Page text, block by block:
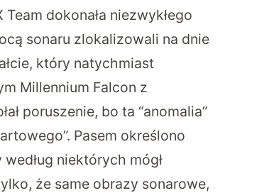
dokonała niezwykłego
sonaru zlokalizowali na dnie
który natychmiast
Millennium Falcon z
poruszenie, bo ta “anomalia”
Pasem określono
niektórych mógł
że same obrazy sonarowe,